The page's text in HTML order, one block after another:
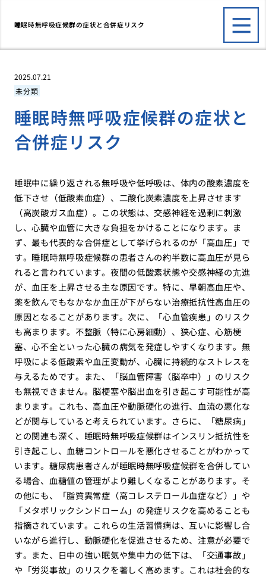
睡眠時無呼吸症候群の症状と合併症リスク
2025.07.21
未分類
睡眠時無呼吸症候群の症状と
合併症リスク
睡眠中に繰り返される無呼吸や低呼吸は、体内の酸素濃度を
低下させ（低酸素血症）、二酸化炭素濃度を上昇させます
（高炭酸ガス血症）。この状態は、交感神経を過剰に刺激
し、心臓や血管に大きな負担をかけることになります。ま
ず、最も代表的な合併症として挙げられるのが「高血圧」で
す。睡眠時無呼吸症候群の患者さんの約半数に高血圧が見ら
れると言われています。夜間の低酸素状態や交感神経の亢進
が、血圧を上昇させる主な原因です。特に、早朝高血圧や、
薬を飲んでもなかなか血圧が下がらない治療抵抗性高血圧の
原因となることがあります。次に、「心血管疾患」のリスク
も高まります。不整脈（特に心房細動）、狭心症、心筋梗
塞、心不全といった心臓の病気を発症しやすくなります。無
呼吸による低酸素や血圧変動が、心臓に持続的なストレスを
与えるためです。また、「脳血管障害（脳卒中）」のリスク
も無視できません。脳梗塞や脳出血を引き起こす可能性が高
まります。これも、高血圧や動脈硬化の進行、血流の悪化な
どが関与していると考えられています。さらに、「糖尿病」
との関連も深く、睡眠時無呼吸症候群はインスリン抵抗性を
引き起こし、血糖コントロールを悪化させることがわかって
います。糖尿病患者さんが睡眠時無呼吸症候群を合併してい
る場合、血糖値の管理がより難しくなることがあります。そ
の他にも、「脂質異常症（高コレステロール血症など）」や
「メタボリックシンドローム」の発症リスクを高めることも
指摘されています。これらの生活習慣病は、互いに影響し合
いながら進行し、動脈硬化を促進させるため、注意が必要で
す。また、日中の強い眠気や集中力の低下は、「交通事故」
や「労災事故」のリスクを著しく高めます。これは社会的な